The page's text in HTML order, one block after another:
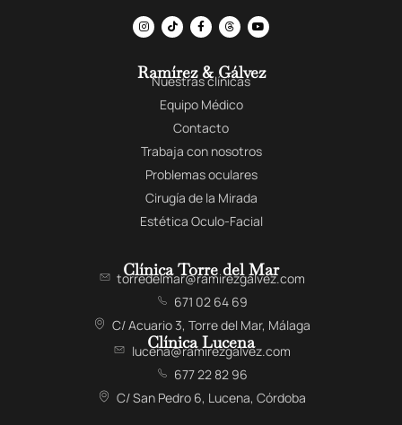
Ramírez & Gálvez
Nuestras clínicas
Equipo Médico
Contacto
Trabaja con nosotros
Problemas oculares
Cirugía de la Mirada
Estética Oculo-Facial
Clínica Torre del Mar
torredelmar@ramirezgalvez.com
671 02 64 69
C/ Acuario 3, Torre del Mar, Málaga
Clínica Lucena
lucena@ramirezgalvez.com
677 22 82 96
C/ San Pedro 6, Lucena, Córdoba